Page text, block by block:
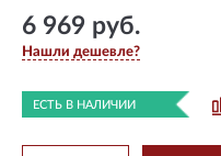
6 969 руб.
Нашли дешевле?
ЕСТЬ В НАЛИЧИИ